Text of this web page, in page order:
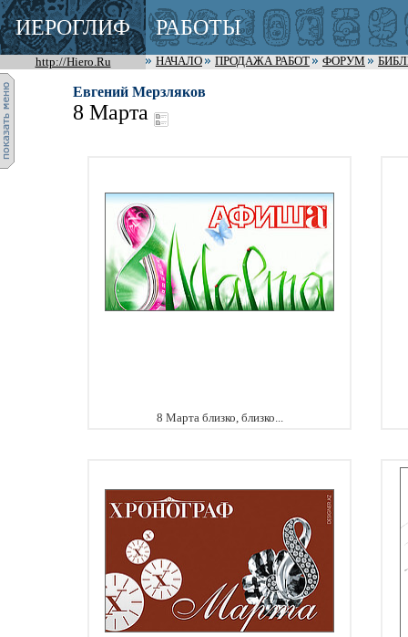
ИЕРОГЛИФ РАБОТЫ
http://Hiero.Ru НАЧАЛО ПРОДАЖА РАБОТ ФОРУМ
Евгений Мерзляков
8 Марта
8 Марта близко, близко...